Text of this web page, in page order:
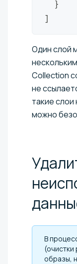
}
]
Один слой
Collection
не
такие
можно
В
образы,